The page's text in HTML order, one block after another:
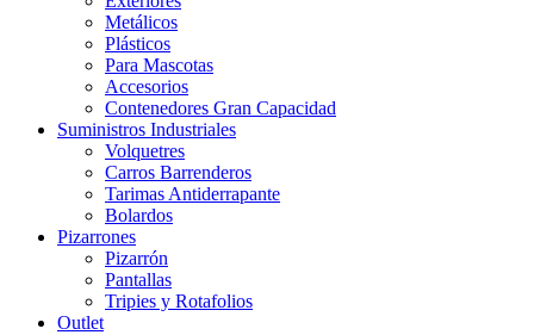
Metálicos
Plásticos
Para Mascotas
Accesorios
Contenedores Gran Capacidad
Suministros Industriales
Volquetres
Carros Barrenderos
Tarimas Antiderrapante
Bolardos
Pizarrones
Pizarrón
Pantallas
Tripies y Rotafolios
Outlet